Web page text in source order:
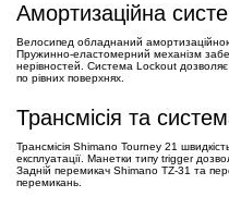
Амортизаційна
Велосипед обладнаний
Пружинно-еластомерний механізм
нерівностей. Система Lockout
по рівних поверхнях.
Трансмісія та
Трансмісія Shimano Tourney 21
експлуатації. Манетки типу trigger
Задній перемикач Shimano TZ-31 та
перемикань.